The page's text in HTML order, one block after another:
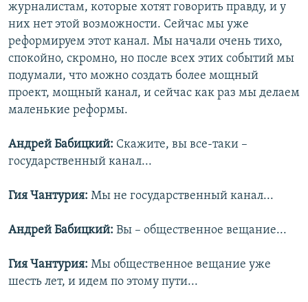
журналистам, которые хотят говорить правду, и у
них нет этой возможности. Сейчас мы уже
реформируем этот канал. Мы начали очень тихо,
спокойно, скромно, но после всех этих событий мы
подумали, что можно создать более мощный
проект, мощный канал, и сейчас как раз мы делаем
маленькие реформы.
Андрей Бабицкий: Скажите, вы все-таки –
государственный канал...
Гия Чантурия: Мы не государственный канал...
Андрей Бабицкий: Вы – общественное вещание...
Гия Чантурия: Мы общественное вещание уже
шесть лет, и идем по этому пути...